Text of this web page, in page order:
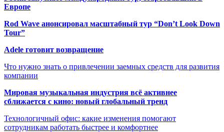
Европе
Rod Wave анонсировал масштабный тур “Don’t Look Down
Tour”
Adele готовит возвращение
Что нужно знать о привлечении заемных средств для развития
компании
Мировая музыкальная индустрия всё активнее
сближается с кино: новый глобальный тренд
Технологичный офис: какие изменения помогают
сотрудникам работать быстрее и комфортнее